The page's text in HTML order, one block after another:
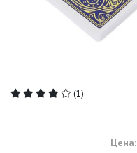
(1)
Цена: